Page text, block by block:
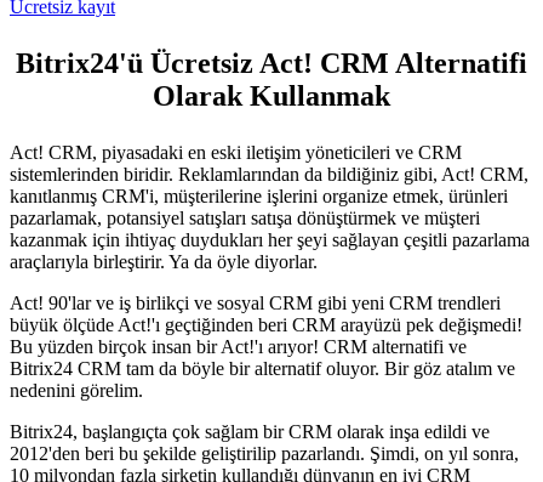
Ücretsiz kayıt
Bitrix24'ü Ücretsiz Act! CRM Alternatifi
Olarak Kullanmak
Act! CRM, piyasadaki en eski iletişim yöneticileri ve CRM
sistemlerinden biridir. Reklamlarından da bildiğiniz gibi, Act! CRM,
kanıtlanmış CRM'i, müşterilerine işlerini organize etmek, ürünleri
pazarlamak, potansiyel satışları satışa dönüştürmek ve müşteri
kazanmak için ihtiyaç duydukları her şeyi sağlayan çeşitli pazarlama
araçlarıyla birleştirir. Ya da öyle diyorlar.
Act! 90'lar ve iş birlikçi ve sosyal CRM gibi yeni CRM trendleri
büyük ölçüde Act!'ı geçtiğinden beri CRM arayüzü pek değişmedi!
Bu yüzden birçok insan bir Act!'ı arıyor! CRM alternatifi ve
Bitrix24 CRM tam da böyle bir alternatif oluyor. Bir göz atalım ve
nedenini görelim.
Bitrix24, başlangıçta çok sağlam bir CRM olarak inşa edildi ve
2012'den beri bu şekilde geliştirilip pazarlandı. Şimdi, on yıl sonra,
10 milyondan fazla şirketin kullandığı dünyanın en iyi CRM